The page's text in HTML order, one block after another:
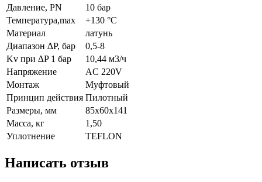
Давление, PN
10 бар
Температура,max
+130 °С
Материал
латунь
Диапазон ∆P, бар
0,5-8
Kv при ∆P 1 бар
10,44 м3/ч
Напряжение
AC 220V
Монтаж
Муфтовый
Принцип действия Пилотный
Размеры, мм
85x60x141
Масса, кг
1,50
Уплотнение
TEFLON
Написать отзыв